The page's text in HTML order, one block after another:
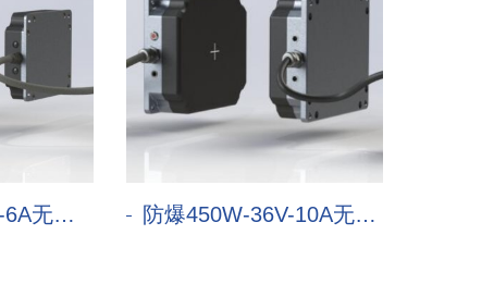
充电器 防爆450W-36V-10A无线充电器